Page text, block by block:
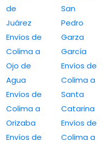
de
Juárez
Envíos de
Colima a
Ojo de
Agua
Envíos de
Colima a
Orizaba
Envíos de
San
Pedro
Garza
García
Envíos de
Colima a
Santa
Catarina
Envíos de
Colima a